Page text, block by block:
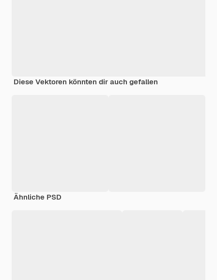
Diese Vektoren könnten dir auch gefallen
Ähnliche PSD